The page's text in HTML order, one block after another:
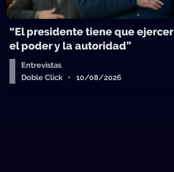
“El presidente tiene que ejercer
el poder y la autoridad”
Entrevistas
Doble Click • 10/08/2026